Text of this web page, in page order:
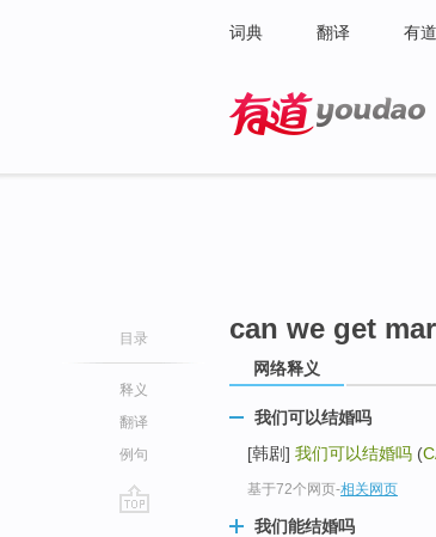
词典 翻译 有
目录
释义
翻译
例句
can we get
网络释义
我们可以结婚吗
[韩剧] 我们可以结婚吗 (
基于72个网页-相关网页
我们能结婚吗